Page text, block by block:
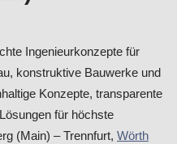
Ingenieurkonzepte für
konstruktive Bauwerke und
Konzepte, transparente
für höchste
(Main) – Trennfurt, Wörth